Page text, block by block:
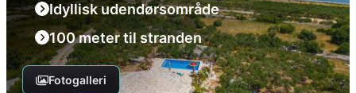
Idyllisk udendørsområde
100 meter til stranden
Fotogalleri